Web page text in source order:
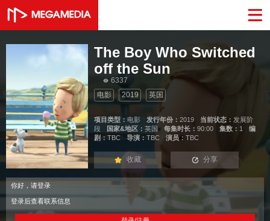
The Boy Who Switched
off the Sun
6337
电影
2019 英国
项目类型： 电影 发行年份： 2019 当前状态： 发展阶
段
国家&地区： 英国 每集时长： 90:00 集数： 1
编
剧： TBC 导演： TBC 演员： TBC
收藏 分享
你好，请登录
登录后查看联系信息